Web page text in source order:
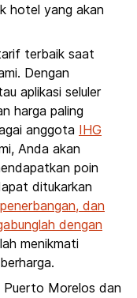
hotel yang akan
terbaik saat
Dengan
aplikasi seluler
harga paling
anggota IHG
Anda akan
poin
ditukarkan
dan
dengan
menikmati
Puerto Morelos dan